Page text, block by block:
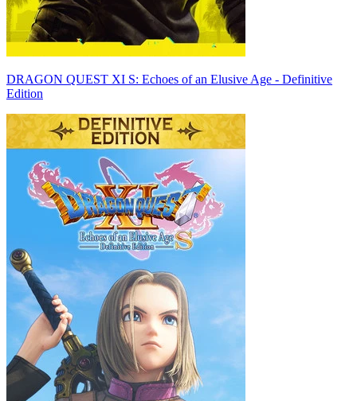
DRAGON QUEST XI S: Echoes of an Elusive Age - Definitive
Edition